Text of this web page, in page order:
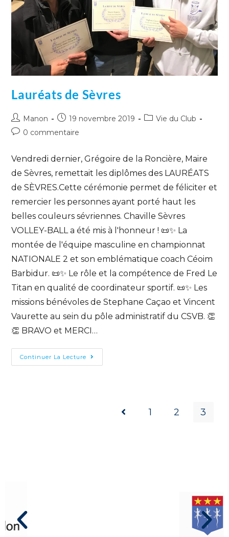
Lauréats de Sèvres
Manon 19 novembre 2019
Vie du Club
0 commentaire
Vendredi dernier, Grégoire de la Roncière, Maire
de Sèvres, remettait les diplômes des LAURÉATS
de SÈVRES.Cette cérémonie permet de féliciter et
remercier les personnes ayant porté haut les
belles couleurs sévriennes. Chaville Sèvres
VOLLEY-BALL a été mis à l'honneur ! 📜✨ La
montée de l'équipe masculine en championnat
NATIONALE 2 et son emblématique coach Céoim
Barbidur. 📜✨ Le rôle et la compétence de Fred Le
Titan en qualité de coordinateur sportif. 📜✨ Les
missions bénévoles de Stephane Caçao et Vincent
Vaurette au sein du pôle administratif du CSVB. 👏
👏 BRAVO et MERCI…
Continuer La Lecture
1 2 3